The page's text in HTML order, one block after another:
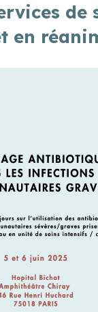
de
en